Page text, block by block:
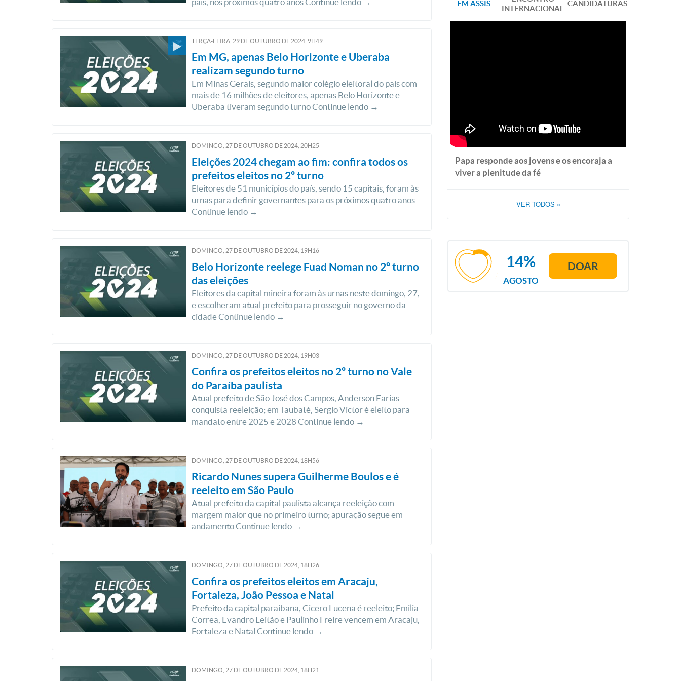
TERÇA-FEIRA, 29 DEOUTUBRO DE 2024, 9H49
Em MG, apenas Belo Horizonte e Uberaba
realizam segundo turno
Em Minas Gerais, segundo maior colégio eleitoral do país com
mais de 16 milhões de eleitores, apenas Belo Horizonte e
Uberaba tiveram segundo turno Continue lendo →
DOMINGO, 27 DEOUTUBRO DE 2024, 20H25
Eleições 2024 chegam ao fim: confira todos os
prefeitos eleitos no 2º turno
Eleitores de 51 municípios do país, sendo 15 capitais, foram às
urnas para definir governantes para os próximos quatro anos
Continue lendo →
DOMINGO, 27 DEOUTUBRO DE 2024, 19H16
Belo Horizonte reelege Fuad Noman no 2º turno
das eleições
Eleitores da capital mineira foram às urnas neste domingo, 27,
e escolheram atual prefeito para prosseguir no governo da
cidade Continue lendo →
DOMINGO, 27 DEOUTUBRO DE 2024, 19H03
Confira os prefeitos eleitos no 2º turno no Vale
do Paraíba paulista
Atual prefeito de São José dos Campos, Anderson Farias
conquista reeleição; em Taubaté, Sergio Victor é eleito para
mandato entre 2025 e 2028 Continue lendo →
DOMINGO, 27 DEOUTUBRO DE 2024, 18H56
Ricardo Nunes supera Guilherme Boulos e é
reeleito em São Paulo
Atual prefeito da capital paulista alcança reeleição com
margem maior que no primeiro turno; apuração segue em
andamento Continue lendo →
DOMINGO, 27 DEOUTUBRO DE 2024, 18H26
Confira os prefeitos eleitos em Aracaju,
Fortaleza, João Pessoa e Natal
Prefeito da capital paraibana, Cicero Lucena é reeleito; Emilia
Correa, Evandro Leitão e Paulinho Freire vencem em Aracaju,
Fortaleza e Natal Continue lendo →
DOMINGO, 27 DEOUTUBRO DE 2024, 18H21
EM ASSIS
INTERNACIONAL
CANDIDATURAS
Papa responde aos jovens e os encoraja a
viver a plenitude da fé
VER TODOS »
AGOSTO
14% DOAR